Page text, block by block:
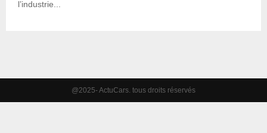
l’industrie...
@2025- ActuCars. tous droits réservés